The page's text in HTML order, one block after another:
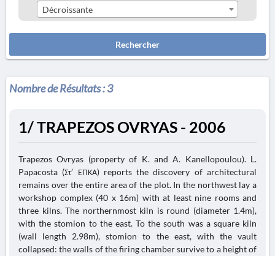
Décroissante
Rechercher
Nombre de Résultats :3
1/ TRAPEZOS OVRYAS - 2006
Trapezos Ovryas (property of K. and A. Kanellopoulou). L.
Papacosta (Στ’ ΕΠΚΑ) reports the discovery of architectural
remains over the entire area of the plot. In the northwest lay a
workshop complex (40 x 16m) with at least nine rooms and
three kilns. The northernmost kiln is round (diameter 1.4m),
with the stomion to the east. To the south was a square kiln
(wall length 2.98m), stomion to the east, with the vault
collapsed: the walls of the firing chamber survive to a height of